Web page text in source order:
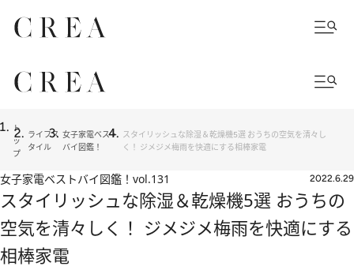
ト
ッ
プ
ライフス
タイル
女子家電ベスト
バイ図鑑！
スタイリッシュな除湿＆乾燥機5選 おうちの空気を清々し
く！ ジメジメ梅雨を快適にする相棒家電
女子家電ベストバイ図鑑！ vol.131 2022.6.29
スタイリッシュな除湿＆乾燥機5選 おうちの
空気を清々しく！ ジメジメ梅雨を快適にする
相棒家電